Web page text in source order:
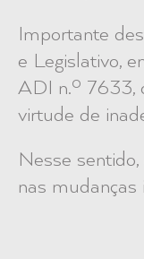
Importante
e Legislativo,
ADI n.º 7633,
virtude de
Nesse
nas